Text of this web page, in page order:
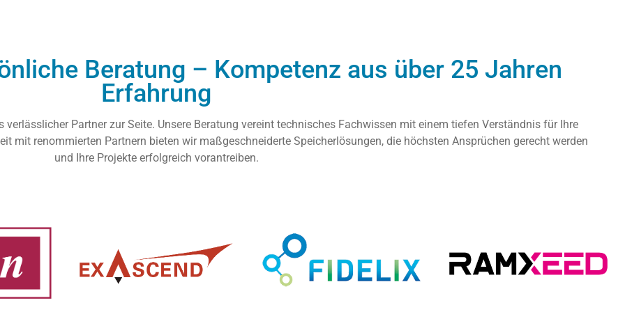
Beratung – Kompetenz aus über 25 Jahren
Erfahrung
Partner zur Seite. Unsere Beratung vereint technisches Fachwissen mit einem tiefen Verständnis für Ihre
mit renommierten Partnern bieten wir maßgeschneiderte Speicherlösungen, die höchsten Ansprüchen gerecht werden
und Ihre Projekte erfolgreich vorantreiben.